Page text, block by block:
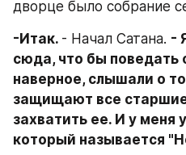
дворце было собрание
-Итак. - Начал Сатана. -
сюда, что бы поведать
наверное, слышали о
защищают все старшие
захватить ее. И у меня
который называется